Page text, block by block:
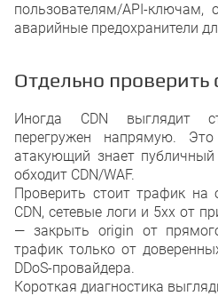
пользователям/API-ключам,
аварийные предохранители
Отдельно проверить
Иногда CDN выглядит
перегружен напрямую.
атакующий знает
обходит CDN/WAF.
Проверить стоит трафик на
CDN, сетевые логи и 5xx от
— закрыть origin от
трафик только от
DDoS-провайдера.
Короткая диагностика